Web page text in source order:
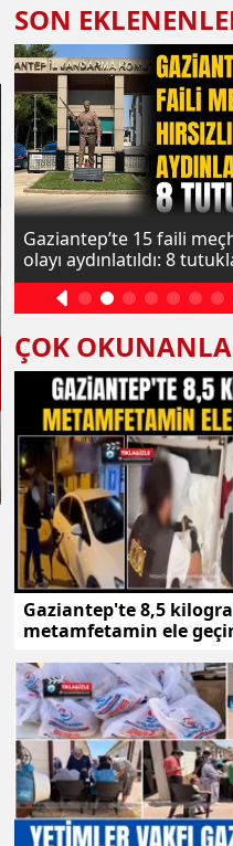
SON
Gaziantep’te 15 faili
olayı aydınlatıldı: 8
ÇOK
Gaziantep'te 8,5
metamfetamin ele